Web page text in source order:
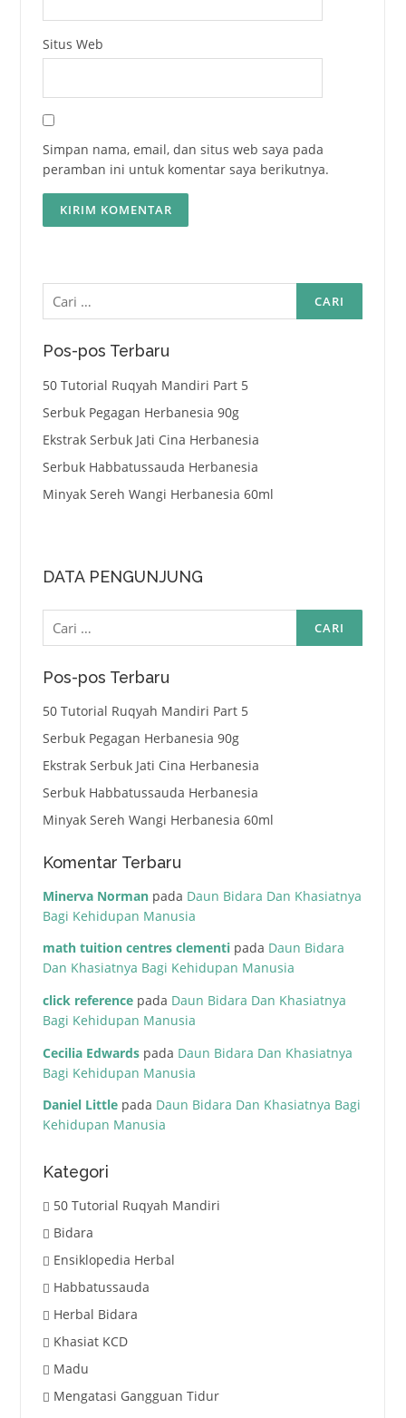
Situs Web
Simpan nama, email, dan situs web saya pada
peramban ini untuk komentar saya berikutnya.
Cari
untuk:
Pos-pos Terbaru
50 Tutorial Ruqyah Mandiri Part 5
Serbuk Pegagan Herbanesia 90g
Ekstrak Serbuk Jati Cina Herbanesia
Serbuk Habbatussauda Herbanesia
Minyak Sereh Wangi Herbanesia 60ml
DATA PENGUNJUNG
Cari
untuk:
Pos-pos Terbaru
50 Tutorial Ruqyah Mandiri Part 5
Serbuk Pegagan Herbanesia 90g
Ekstrak Serbuk Jati Cina Herbanesia
Serbuk Habbatussauda Herbanesia
Minyak Sereh Wangi Herbanesia 60ml
Komentar Terbaru
Minerva Normanpada Daun Bidara Dan Khasiatnya
Bagi Kehidupan Manusia
math tuition centres clementipada Daun Bidara
Dan Khasiatnya Bagi Kehidupan Manusia
click referencepada Daun Bidara Dan Khasiatnya
Bagi Kehidupan Manusia
Cecilia Edwardspada Daun Bidara Dan Khasiatnya
Bagi Kehidupan Manusia
Daniel Littlepada Daun Bidara Dan Khasiatnya Bagi
Kehidupan Manusia
Kategori
50 Tutorial Ruqyah Mandiri
Bidara
Ensiklopedia Herbal
Habbatussauda
Herbal Bidara
Khasiat KCD
Madu
Mengatasi Gangguan Tidur